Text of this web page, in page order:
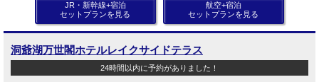
JR・新幹線+宿泊
セットプランを見る
航空+宿泊
セットプランを見る
洞爺湖万世閣ホテルレイクサイドテラス
24時間以内に予約がありました！